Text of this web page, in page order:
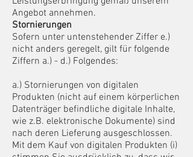
Angebot annehmen.
Stornierungen
Sofern unter untenstehender Ziffer e.)
nicht anders geregelt, gilt für folgende
Ziffern a.) - d.) Folgendes:
a.) Stornierungen von digitalen
Produkten (nicht auf einem körperlichen
Datenträger befindliche digitale Inhalte,
wie z.B. elektronische Dokumente) sind
nach deren Lieferung ausgeschlossen.
Mit dem Kauf von digitalen Produkten (i)